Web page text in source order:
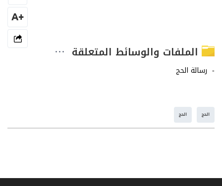
+A
الملفات والوسائط المتعلقة
الحج الحج